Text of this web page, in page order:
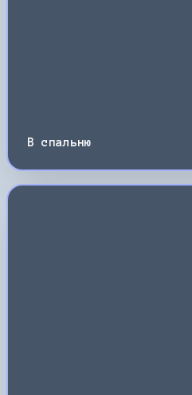
В спальню